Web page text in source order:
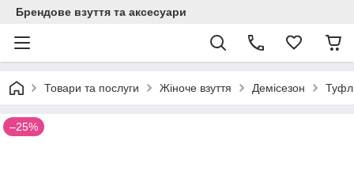
Брендове взуття та аксесуари
Товари та послуги Жіноче взуття Демісезон
–25%